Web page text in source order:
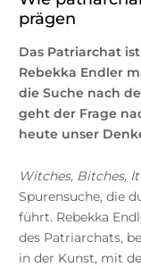
prägen
Das Patriarchat
Rebekka Endler
die Suche nach
geht der Frage
heute unser
Witches, Bitches,
Spurensuche, die
führt. Rebekka
des Patriarchats,
in der Kunst, mit